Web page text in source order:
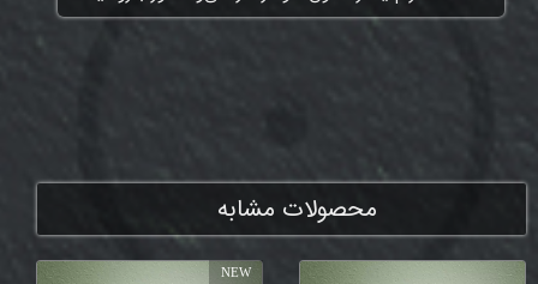
محصولات مشابه
NEW